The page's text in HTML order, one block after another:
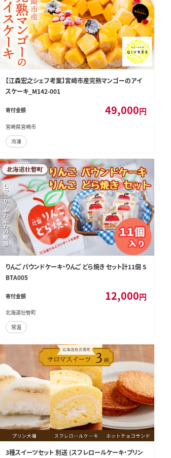
【江森宏之シェフ考案】宮崎市産完熟マンゴーのアイ
スケーキ_M142-001
寄付金額 49,000円
宮崎県宮崎市
冷凍
りんご パウンドケーキ・りんご どら焼き セット計11個 S
BTA005
寄付金額 12,000円
北海道壮瞥町
常温
3種スイーツセット 別送 (スフレロールケーキ・プリン